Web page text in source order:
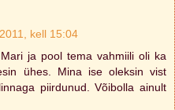
kell 15:04
ja pool tema vahmiili oli ka
ühes. Mina ise oleksin vist
piirdunud. Võibolla ainult